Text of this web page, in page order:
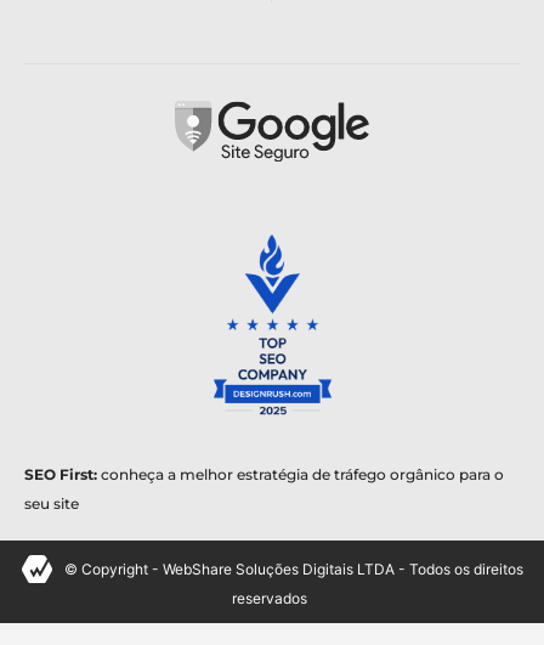
SEO First: conheça a melhor estratégia de tráfego orgânico para o
seu site
© Copyright - WebShare Soluções Digitais LTDA - Todos os direitos
reservados